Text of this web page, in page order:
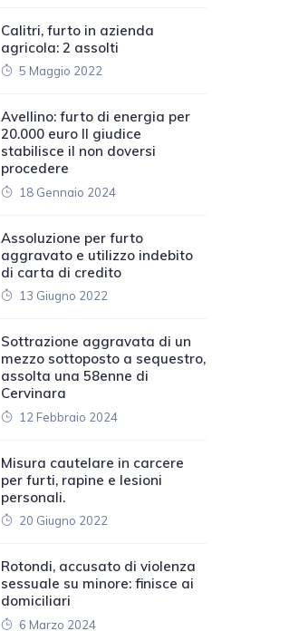
Calitri, furto in azienda
agricola: 2 assolti
5 Maggio 2022
Avellino: furto di energia per
20.000 euro Il giudice
stabilisce il non doversi
procedere
18 Gennaio 2024
Assoluzione per furto
aggravato e utilizzo indebito
di carta di credito
13 Giugno 2022
Sottrazione aggravata di un
mezzo sottoposto a sequestro,
assolta una 58enne di
Cervinara
12 Febbraio 2024
Misura cautelare in carcere
per furti, rapine e lesioni
personali.
20 Giugno 2022
Rotondi, accusato di violenza
sessuale su minore: finisce ai
domiciliari
6 Marzo 2024